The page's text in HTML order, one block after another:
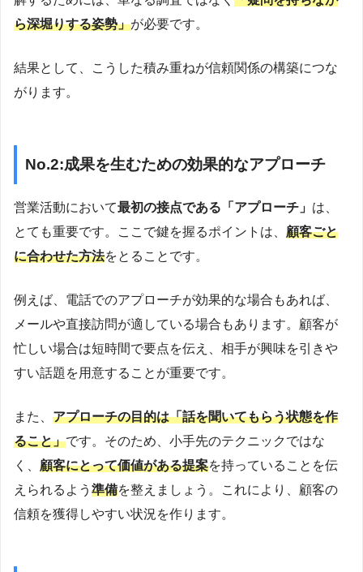
ら深堀りする姿勢」が必要です。
結果として、こうした積み重ねが信頼関係の構築につな
がります。
No.2:成果を生むための効果的なアプローチ
営業活動において最初の接点である「アプローチ」 は、
とても重要です。ここで鍵を握るポイントは、 顧客ごと
に合わせた方法をとることです。
例えば、電話でのアプローチが効果的な場合もあれば、
メールや直接訪問が適している場合もあります。顧客が
忙しい場合は短時間で要点を伝え、相手が興味を引きや
すい話題を用意することが重要です。
また、 アプローチの目的は「話を聞いてもらう状態を作
ること」です。そのため、小手先のテクニックではな
く、 顧客にとって価値がある提案を持っていることを伝
えられるよう 準備を整えましょう。これにより、顧客の
信頼を獲得しやすい状況を作ります。